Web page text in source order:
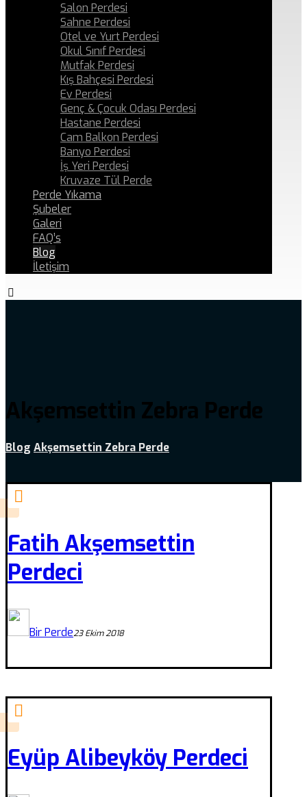
Salon Perdesi
Sahne Perdesi
Otel ve Yurt Perdesi
Okul Sınıf Perdesi
Mutfak Perdesi
Kış Bahçesi Perdesi
Ev Perdesi
Genç & Çocuk Odası Perdesi
Hastane Perdesi
Cam Balkon Perdesi
Banyo Perdesi
İş Yeri Perdesi
Kruvaze Tül Perde
Perde Yıkama
Şubeler
Galeri
FAQ’s
Blog
İletişim
Akşemsettin Zebra Perde
Blog Akşemsettin Zebra Perde
Fatih Akşemsettin
Perdeci
Bir Perde23 Ekim 2018
Eyüp Alibeyköy Perdeci